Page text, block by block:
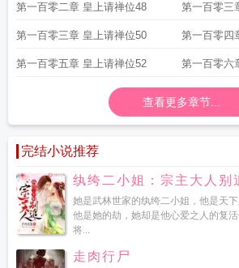
第一百零二章 皇上请禅位48 第一百零三
第一百零三章 皇上请禅位50 第一百零四
第一百零五章 皇上请禅位52 第一百零六
查看更多章节...
完结小说推荐
纨绔二小姐：宗主大人别
她是武林世家的纨绔二小姐，他是天下
他是她的劫，她却是他心爱之人的复
将...
走肉行尸